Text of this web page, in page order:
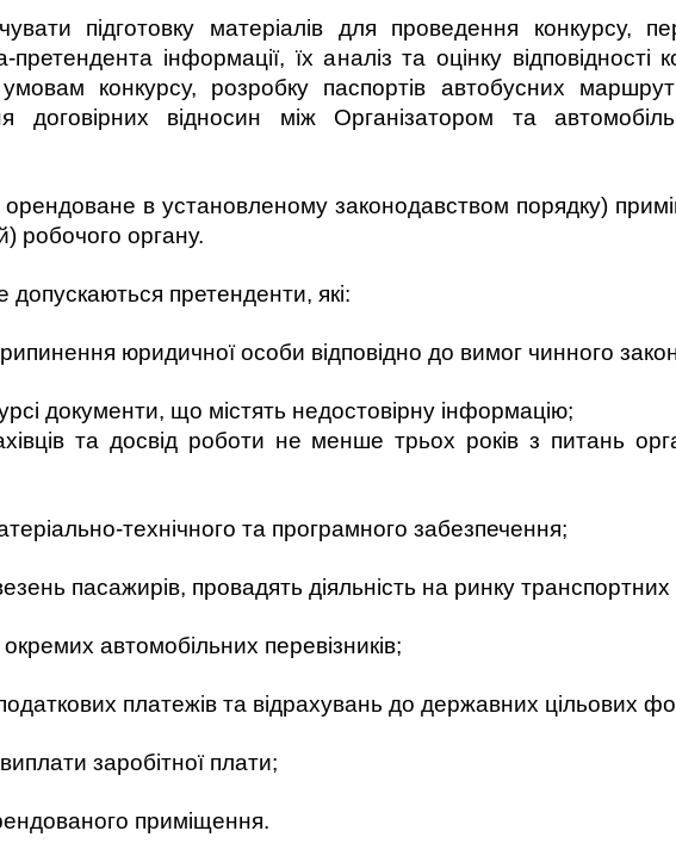
підготовку матеріалів для проведення конкурсу,
претендента інформації, їх аналіз та оцінку відповідності
умовам конкурсу, розробку паспортів автобусних
договірних відносин між Організатором та
в установленому законодавством порядку)
робочого органу.
допускаються претенденти, які:
юридичної особи відповідно до вимог чинного
документи, що містять недостовірну інформацію;
досвід роботи не менше трьох років з питань
технічного та програмного забезпечення;
пасажирів, провадять діяльність на ринку транспортних
автомобільних перевізників;
платежів та відрахувань до державних цільових
заробітної плати;
приміщення.